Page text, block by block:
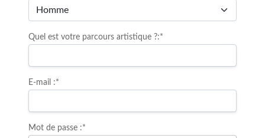
Quel est votre parcours artistique ?:*
E-mail :*
Mot de passe :*